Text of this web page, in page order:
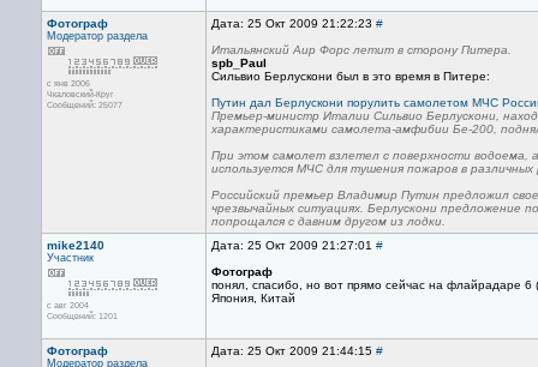
Фотограф
Модератор раздела
с янв 2006
Чкаловский-Круг
Сообщений: 25077
Дата: 25 Окт 2009 21:22:23 #
Итальянский Аир Форс летит в сторону Питера.
spb_Paul
Сильвио Берлускони был в это время в Питере:
Путин дал Берлускони порулить самолетом МЧС
Премьер-министр Италии Сильвио Берлускони,
характеристиками самолета-амфибии Бе-200,
При этом самолет взлетел с поверхности водоема,
используется МЧС для тушения пожаров в
Российский премьер Владимир Путин предложил
чрезвычайных ситуациях. Берлускони предложение
попрощался с давним другом из лодки.
mike2140
Участник
с авг 2004
Сообщений: 1201
Дата: 25 Окт 2009 21:27:01 #
Фотограф
понял, спасибо, но вот прямо сейчас на флайрадаре
Япония, Китай
Фотограф
Модератор раздела
Дата: 25 Окт 2009 21:44:15 #